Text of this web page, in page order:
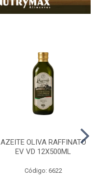
AZEITE OLIVA RAFFINATO
EV VD 12X500ML
Código: 6622